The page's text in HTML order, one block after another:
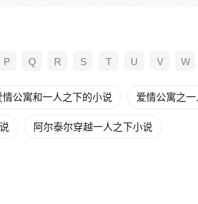
P Q R S T U V W
情公寓和一人之下的小说 爱情公寓之
阿尔泰尔穿越一人之下小说